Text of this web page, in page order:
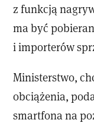
z funkcją
ma być
i importerów
Ministerstwo,
obciążenia,
smartfona na